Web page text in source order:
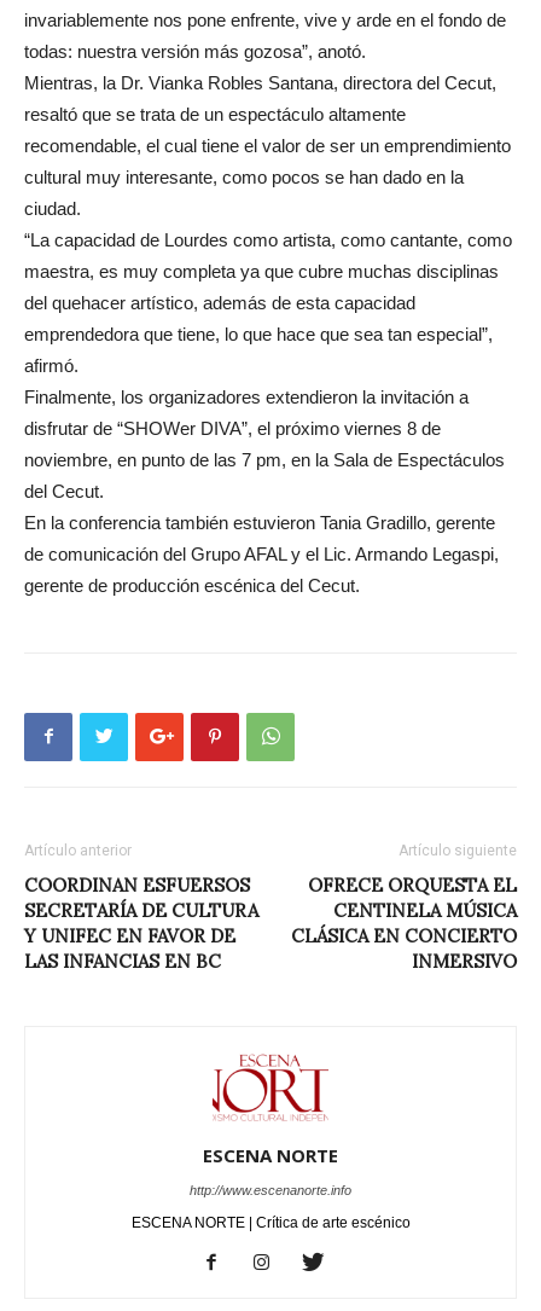
invariablemente nos pone enfrente, vive y arde en el fondo de
todas: nuestra versión más gozosa”, anotó.
Mientras, la Dr. Vianka Robles Santana, directora del Cecut,
resaltó que se trata de un espectáculo altamente
recomendable, el cual tiene el valor de ser un emprendimiento
cultural muy interesante, como pocos se han dado en la
ciudad.
“La capacidad de Lourdes como artista, como cantante, como
maestra, es muy completa ya que cubre muchas disciplinas
del quehacer artístico, además de esta capacidad
emprendedora que tiene, lo que hace que sea tan especial”,
afirmó.
Finalmente, los organizadores extendieron la invitación a
disfrutar de “SHOWer DIVA”, el próximo viernes 8 de
noviembre, en punto de las 7 pm, en la Sala de Espectáculos
del Cecut.
En la conferencia también estuvieron Tania Gradillo, gerente
de comunicación del Grupo AFAL y el Lic. Armando Legaspi,
gerente de producción escénica del Cecut.
Artículo anterior
COORDINAN ESFUERSOS
SECRETARÍA DE CULTURA
Y UNIFEC EN FAVOR DE
LAS INFANCIAS EN BC
Artículo siguiente
OFRECE ORQUESTA EL
CENTINELA MÚSICA
CLÁSICA EN CONCIERTO
INMERSIVO
ESCENA NORTE
http://www.escenanorte.info
ESCENA NORTE | Crítica de arte escénico